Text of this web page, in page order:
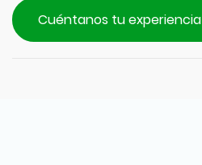
Cuéntanos tu experiencia